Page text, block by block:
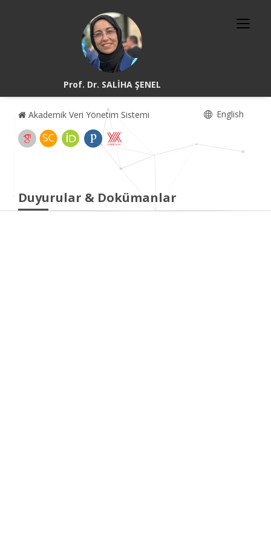
Prof. Dr. SALİHA ŞENEL
Akademik Veri Yönetim Sistemi English
Duyurular & Dokümanlar